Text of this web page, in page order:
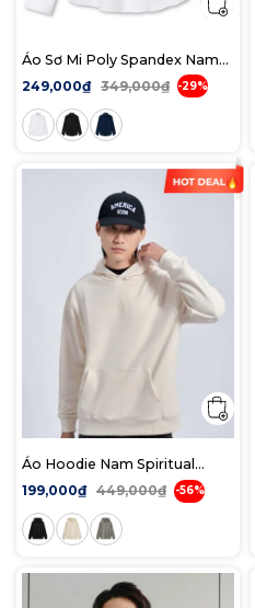
Áo Sơ Mi Poly Spandex Nam
Tay Dài Trơn Phối Subtle
Stripe Form Slim
249,000₫ 349,000₫ -29%
Áo Hoodie Nam Spiritual
Quotes Form Regular
199,000₫ 449,000₫ -56%